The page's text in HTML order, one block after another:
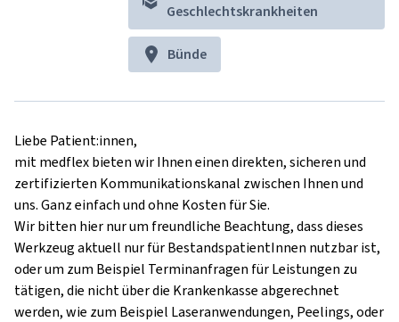
Geschlechtskrankheiten
Bünde
Liebe Patient:innen,
mit medflex bieten wir Ihnen einen direkten, sicheren und
zertifizierten Kommunikationskanal zwischen Ihnen und
uns. Ganz einfach und ohne Kosten für Sie.
Wir bitten hier nur um freundliche Beachtung, dass dieses
Werkzeug aktuell nur für BestandspatientInnen nutzbar ist,
oder um zum Beispiel Terminanfragen für Leistungen zu
tätigen, die nicht über die Krankenkasse abgerechnet
werden, wie zum Beispiel Laseranwendungen, Peelings, oder